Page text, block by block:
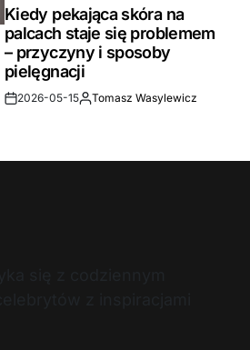
INKiedy pekająca skóra na
palcach staje się problemem
– przyczyny i sposoby
pielęgnacji
Post2026-05-15By:Tomasz Wasylewicz